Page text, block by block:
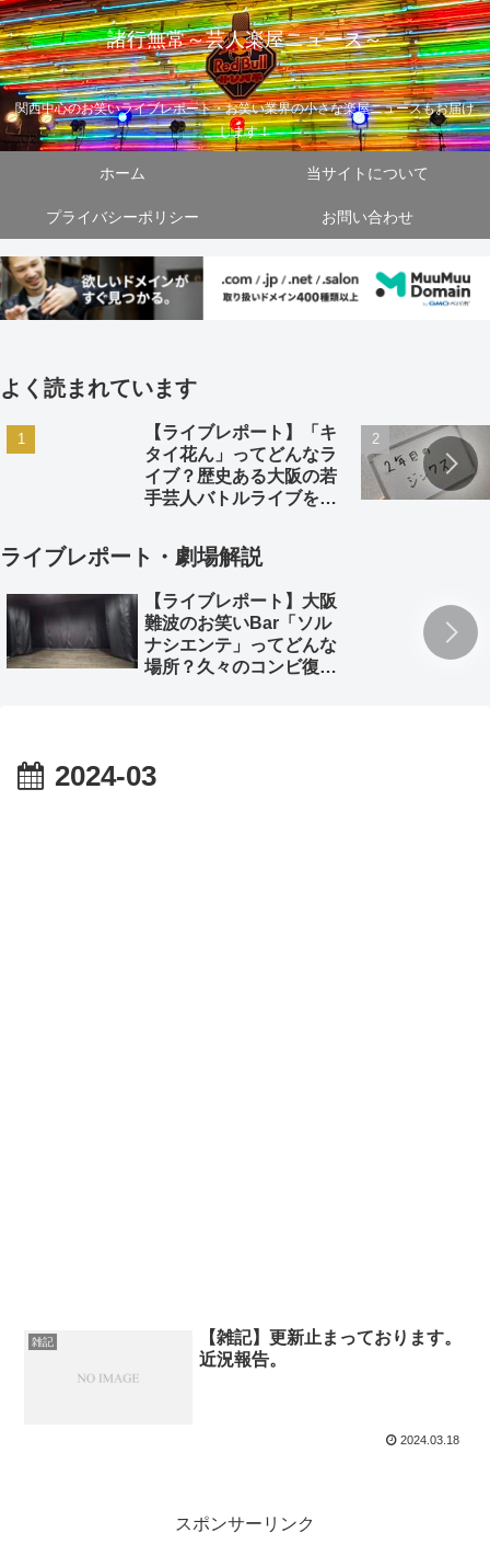
諸行無常～芸人楽屋ニュース～
関西中心のお笑いライブレポート・お笑い業界の小さな楽屋ニュースもお届け
します！
ホーム 当サイトについて
プライバシーポリシー お問い合わせ
よく読まれています
【ライブレポート】「キ
タイ花ん」ってどんなラ
イブ？歴史ある大阪の若
手芸人バトルライブを徹
ライブレポート・劇場解説
【ライブレポート】大阪
難波のお笑いBar「ソル
ナシエンテ」ってどんな
場所？久々のコンビ復活
2024-03
雑記
【雑記】更新止まっております。
近況報告。
2024.03.18
スポンサーリンク